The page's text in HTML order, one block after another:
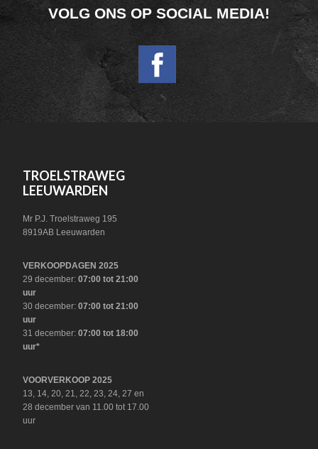
FOOTER
WIDGET
HEADER
SOCIAL
VOLG ONS OP SOCIAL MEDIA!
TROELSTRAWEG
LEEUWARDEN
Mr P.J. Troelstraweg 195
8919AB Leeuwarden
VERKOOPDAGEN 2025
29 december:07:00 tot 21:00
uur
30 december:07:00 tot 21:00
uur
31 december:07:00 tot 18:00
uur*
VOORVERKOOP 2025
13, 14, 20, 21, 22, 23, 24, 27 en
28 december van 11.00 tot 17.00
uur